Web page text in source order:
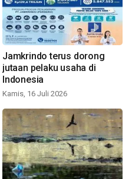
Jamkrindo terus dorong
jutaan pelaku usaha di
Indonesia
Kamis, 16 Juli 2026